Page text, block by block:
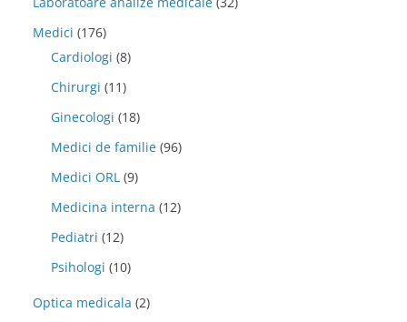
Medici (176)
Cardiologi (8)
Chirurgi (11)
Ginecologi (18)
Medici de familie (96)
Medici ORL (9)
Medicina interna (12)
Pediatri (12)
Psihologi (10)
Optica medicala (2)